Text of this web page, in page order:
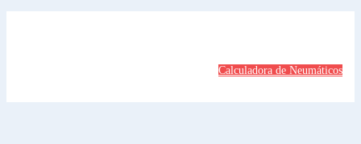
Calculadora de Neumáticos